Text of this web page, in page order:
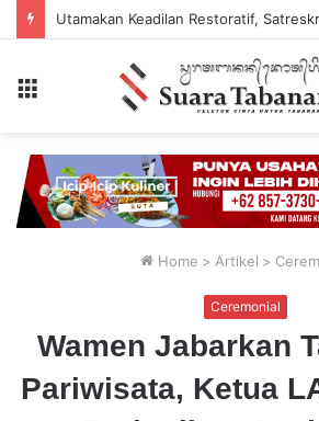
Home > Artikel >
Ceremonial
Wamen Jabarkan
Pariwisata, Ketua